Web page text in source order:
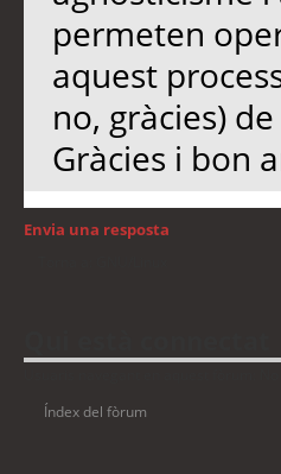
permeten
aquest
no, gràcies)
Gràcies i bon
Envia una resposta
Índex del fòrum